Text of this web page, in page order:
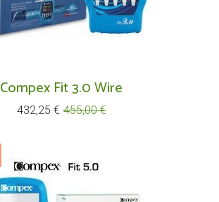
Compex Fit 3.0 Wire
Prix
432,25 € Prix
455,00 €